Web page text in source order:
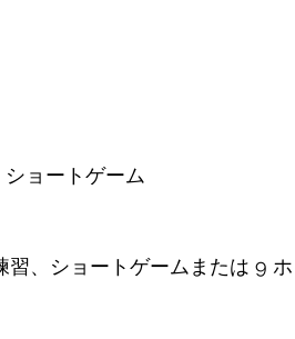
ョートゲーム
習、ショートゲームまたは 9 ホ